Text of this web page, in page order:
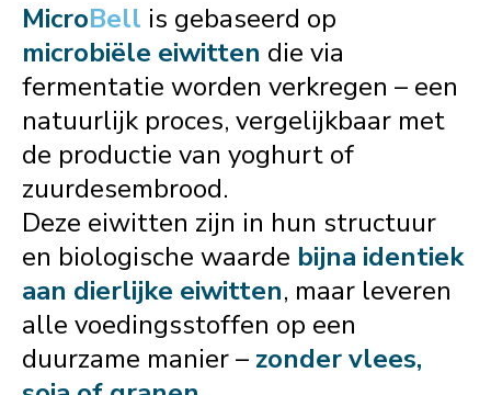
MicroBell is gebaseerd op
microbiële eiwitten die via
fermentatie worden verkregen – een
natuurlijk proces, vergelijkbaar met
de productie van yoghurt of
zuurdesembrood.
Deze eiwitten zijn in hun structuur
en biologische waarde bijna identiek
aan dierlijke eiwitten, maar leveren
alle voedingsstoffen op een
duurzame manier – zonder vlees,